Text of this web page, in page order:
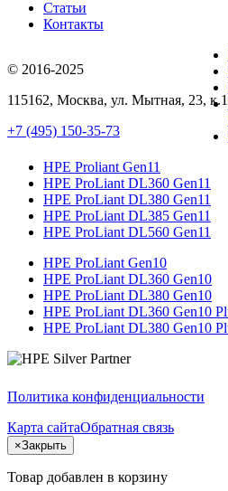
Статьи
Контакты
© 2016-2025
115162, Москва, ул. Мытная, 23, к.1
+7 (495) 150-35-73
HPE Proliant Gen11
HPE ProLiant DL360 Gen11
HPE ProLiant DL380 Gen11
HPE ProLiant DL385 Gen11
HPE ProLiant DL560 Gen11
HPE ProLiant Gen10
HPE ProLiant DL360 Gen10
HPE ProLiant DL380 Gen10
HPE ProLiant DL360 Gen10
HPE ProLiant DL380 Gen10
Политика конфиденциальности
Карта сайтаОбратная связь
×Закрыть
Товар добавлен в корзину